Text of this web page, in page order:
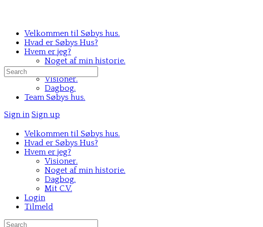
Velkommen til Søbys hus.
Hvad er Søbys Hus?
Hvem er jeg?
Noget af min historie.
Mit C.V.
Visioner.
Dagbog.
Team Søbys hus.
Sign in Sign up
Search
for:
Velkommen til Søbys hus.
Hvad er Søbys Hus?
Hvem er jeg?
Visioner.
Noget af min historie.
Dagbog.
Mit C.V.
Login
Tilmeld
Search